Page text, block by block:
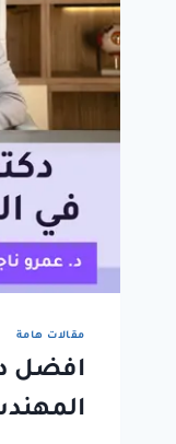
مقالات هامة
افضل